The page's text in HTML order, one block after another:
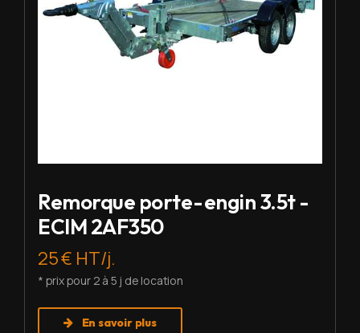
Remorque porte-engin 3.5t -
ECIM 2AF350
25 € HT/j.
* prix pour 2 à 5 j de location
En savoir plus